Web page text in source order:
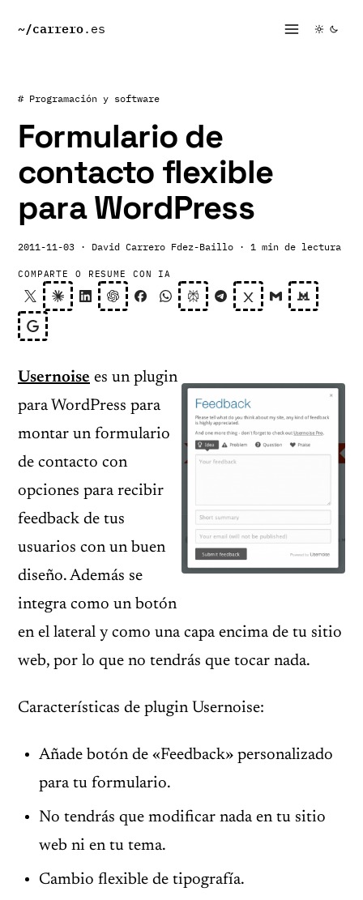
~/carrero.es
# Programación y software
Formulario de
contacto flexible
para WordPress
2011-11-03 · David Carrero Fdez-Baillo · 1 min de lectura
COMPARTE O RESUME CON IA
Usernoise es un plugin
para WordPress para
montar un formulario
de contacto con
opciones para recibir
feedback de tus
usuarios con un buen
diseño. Además se
integra como un botón
en el lateral y como una capa encima de tu sitio
web, por lo que no tendrás que tocar nada.
Características de plugin Usernoise:
Añade botón de «Feedback» personalizado
para tu formulario.
No tendrás que modificar nada en tu sitio
web ni en tu tema.
Cambio flexible de tipografía.